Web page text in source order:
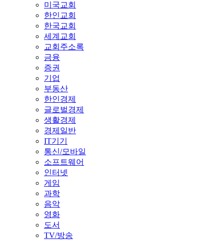
미국교회
한인교회
한국교회
세계교회
교회주소록
금융
증권
기업
부동산
한인경제
글로벌경제
생활경제
경제일반
IT기기
통신/모바일
소프트웨어
인터넷
게임
과학
음악
영화
도서
TV/방송